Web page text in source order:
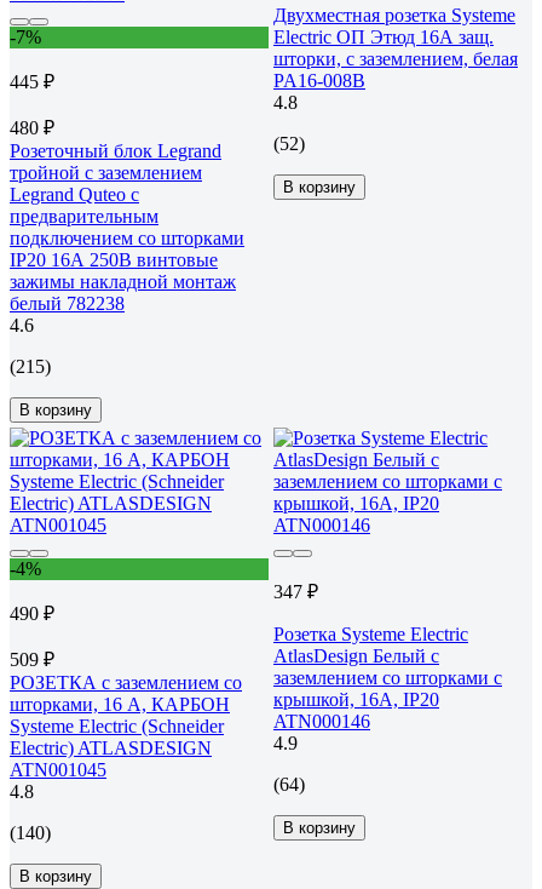
-7%
445 ₽
480 ₽
Розеточный блок Legrand
тройной с заземлением
Legrand Quteo с
предварительным
подключением со шторками
IP20 16А 250В винтовые
зажимы накладной монтаж
белый 782238
4.6
(215)
В корзину
Двухместная розетка Systeme
Electric ОП Этюд 16А защ.
шторки, с заземлением, белая
PA16-008B
4.8
(52)
В корзину
-4%
490 ₽
509 ₽
РОЗЕТКА с заземлением со
шторками, 16 А, КАРБОН
Systeme Electric (Schneider
Electric) ATLASDESIGN
ATN001045
4.8
(140)
В корзину
347 ₽
Розетка Systeme Electric
AtlasDesign Белый с
заземлением со шторками с
крышкой, 16А, IP20
ATN000146
4.9
(64)
В корзину